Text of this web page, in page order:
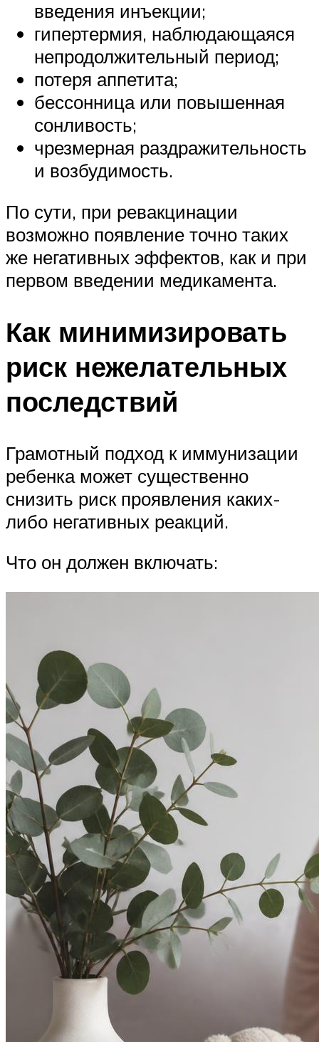
введения инъекции;
гипертермия, наблюдающаяся
непродолжительный период;
потеря аппетита;
бессонница или повышенная
сонливость;
чрезмерная раздражительность
и возбудимость.
По сути, при ревакцинации
возможно появление точно таких
же негативных эффектов, как и при
первом введении медикамента.
Как минимизировать
риск нежелательных
последствий
Грамотный подход к иммунизации
ребенка может существенно
снизить риск проявления каких-
либо негативных реакций.
Что он должен включать: